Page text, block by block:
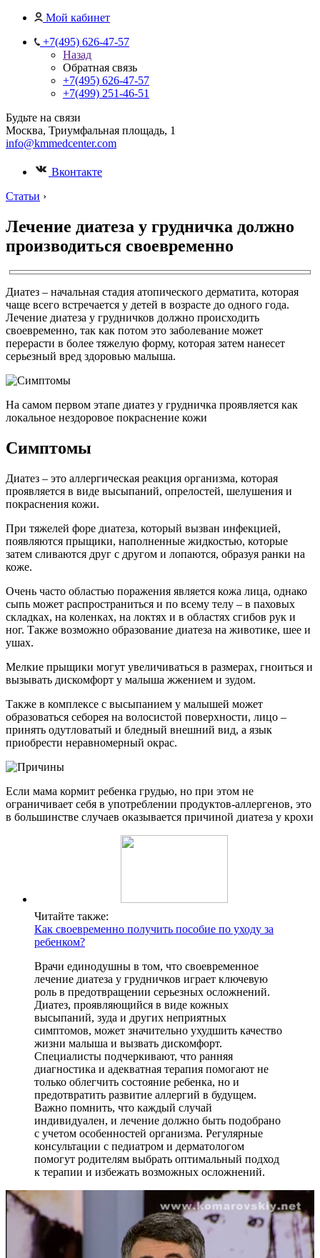
Мой кабинет
+7(495) 626-47-57
Назад
Обратная связь
+7(495) 626-47-57
+7(499) 251-46-51
Будьте на связи
Москва, Триумфальная площадь, 1
info@kmmedcenter.com
Вконтакте
Статьи ›
Лечение диатеза у грудничка должно
производиться своевременно
Диатез – начальная стадия атопического дерматита, которая
чаще всего встречается у детей в возрасте до одного года.
Лечение диатеза у грудничков должно происходить
своевременно, так как потом это заболевание может
перерасти в более тяжелую форму, которая затем нанесет
серьезный вред здоровью малыша.
На самом первом этапе диатез у грудничка проявляется как
локальное нездоровое покраснение кожи
Симптомы
Диатез – это аллергическая реакция организма, которая
проявляется в виде высыпаний, опрелостей, шелушения и
покраснения кожи.
При тяжелей форе диатеза, который вызван инфекцией,
появляются прыщики, наполненные жидкостью, которые
затем сливаются друг с другом и лопаются, образуя ранки на
коже.
Очень часто областью поражения является кожа лица, однако
сыпь может распространиться и по всему телу – в паховых
складках, на коленках, на локтях и в областях сгибов рук и
ног. Также возможно образование диатеза на животике, шее и
ушах.
Мелкие прыщики могут увеличиваться в размерах, гноиться и
вызывать дискомфорт у малыша жжением и зудом.
Также в комплексе с высыпанием у малышей может
образоваться себорея на волосистой поверхности, лицо –
принять одутловатый и бледный внешний вид, а язык
приобрести неравномерный окрас.
Если мама кормит ребенка грудью, но при этом не
ограничивает себя в употреблении продуктов-аллергенов, это
в большинстве случаев оказывается причиной диатеза у крохи
Читайте также:
Как своевременно получить пособие по уходу за
ребенком?
Врачи единодушны в том, что своевременное
лечение диатеза у грудничков играет ключевую
роль в предотвращении серьезных осложнений.
Диатез, проявляющийся в виде кожных
высыпаний, зуда и других неприятных
симптомов, может значительно ухудшить качество
жизни малыша и вызвать дискомфорт.
Специалисты подчеркивают, что ранняя
диагностика и адекватная терапия помогают не
только облегчить состояние ребенка, но и
предотвратить развитие аллергий в будущем.
Важно помнить, что каждый случай
индивидуален, и лечение должно быть подобрано
с учетом особенностей организма. Регулярные
консультации с педиатром и дерматологом
помогут родителям выбрать оптимальный подход
к терапии и избежать возможных осложнений.